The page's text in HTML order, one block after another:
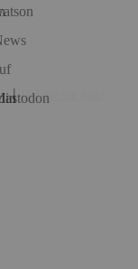
Hol dir die App!